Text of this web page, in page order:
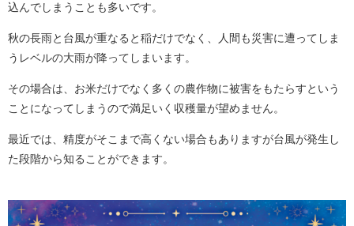
込んでしまうことも多いです。
秋の長雨と台風が重なると稲だけでなく、人間も災害に遭ってしま
うレベルの大雨が降ってしまいます。
その場合は、お米だけでなく多くの農作物に被害をもたらすという
ことになってしまうので満足いく収穫量が望めません。
最近では、精度がそこまで高くない場合もありますが台風が発生し
た段階から知ることができます。